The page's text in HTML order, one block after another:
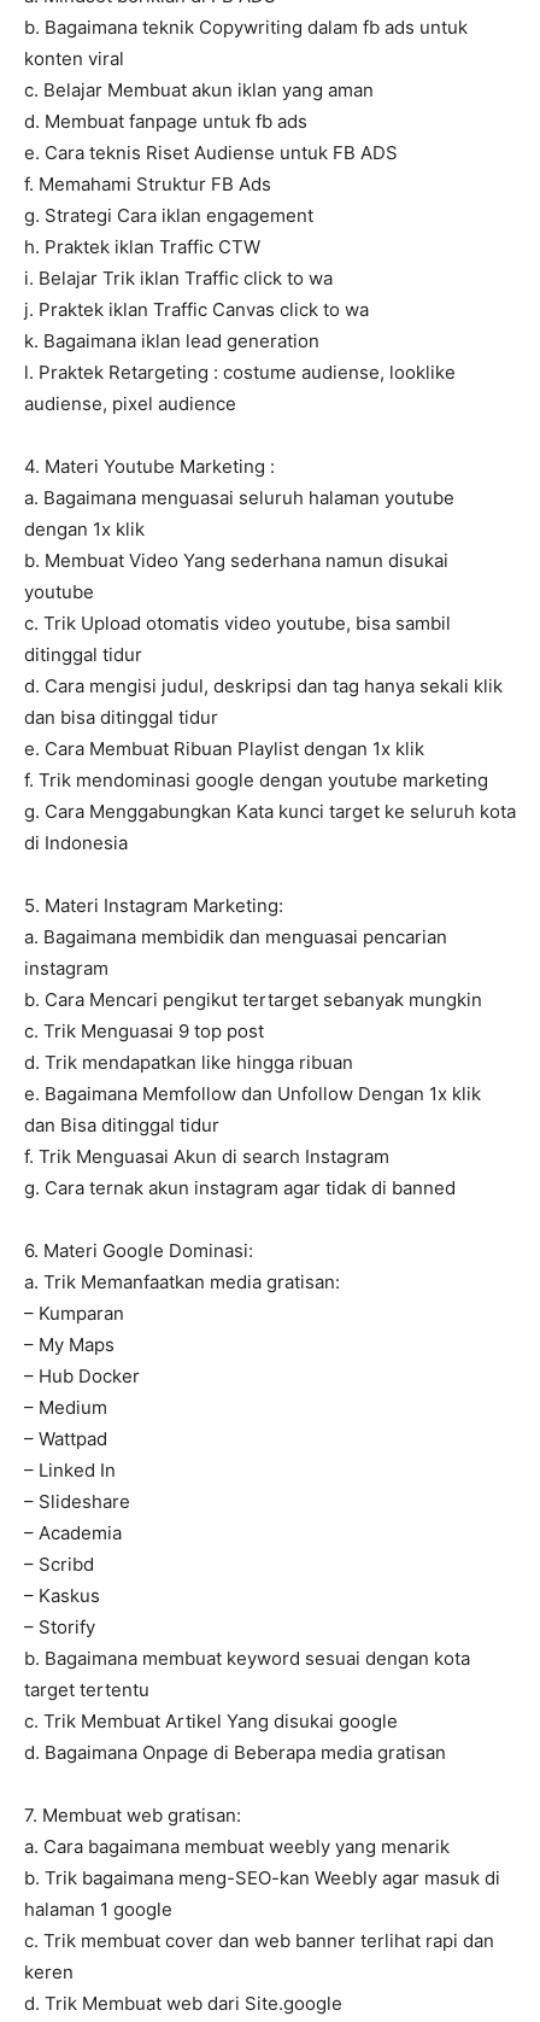
b. Bagaimana teknik Copywriting dalam fb ads untuk
konten viral
c. Belajar Membuat akun iklan yang aman
d. Membuat fanpage untuk fb ads
e. Cara teknis Riset Audiense untuk FB ADS
f. Memahami Struktur FB Ads
g. Strategi Cara iklan engagement
h. Praktek iklan Traffic CTW
i. Belajar Trik iklan Traffic click to wa
j. Praktek iklan Traffic Canvas click to wa
k. Bagaimana iklan lead generation
l. Praktek Retargeting : costume audiense, looklike
audiense, pixel audience
4. Materi Youtube Marketing :
a. Bagaimana menguasai seluruh halaman youtube
dengan 1x klik
b. Membuat Video Yang sederhana namun disukai
youtube
c. Trik Upload otomatis video youtube, bisa sambil
ditinggal tidur
d. Cara mengisi judul, deskripsi dan tag hanya sekali klik
dan bisa ditinggal tidur
e. Cara Membuat Ribuan Playlist dengan 1x klik
f. Trik mendominasi google dengan youtube marketing
g. Cara Menggabungkan Kata kunci target ke seluruh kota
di Indonesia
5. Materi Instagram Marketing:
a. Bagaimana membidik dan menguasai pencarian
instagram
b. Cara Mencari pengikut tertarget sebanyak mungkin
c. Trik Menguasai 9 top post
d. Trik mendapatkan like hingga ribuan
e. Bagaimana Memfollow dan Unfollow Dengan 1x klik
dan Bisa ditinggal tidur
f. Trik Menguasai Akun di search Instagram
g. Cara ternak akun instagram agar tidak di banned
6. Materi Google Dominasi:
a. Trik Memanfaatkan media gratisan:
– Kumparan
– My Maps
– Hub Docker
– Medium
– Wattpad
– Linked In
– Slideshare
– Academia
– Scribd
– Kaskus
– Storify
b. Bagaimana membuat keyword sesuai dengan kota
target tertentu
c. Trik Membuat Artikel Yang disukai google
d. Bagaimana Onpage di Beberapa media gratisan
7. Membuat web gratisan:
a. Cara bagaimana membuat weebly yang menarik
b. Trik bagaimana meng-SEO-kan Weebly agar masuk di
halaman 1 google
c. Trik membuat cover dan web banner terlihat rapi dan
keren
d. Trik Membuat web dari Site.google